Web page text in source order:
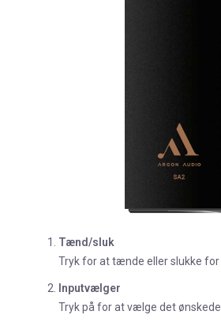
Tænd/sluk
Tryk for at tænde eller slukke
Inputvælger
Tryk på for at vælge det ønskede